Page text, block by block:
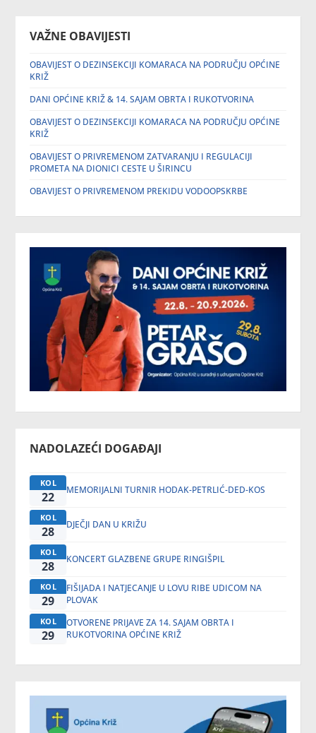
VAŽNE OBAVIJESTI
OBAVIJEST O DEZINSEKCIJI KOMARACA NA PODRUČJU OPĆINE
KRIŽ
DANI OPĆINE KRIŽ & 14. SAJAM OBRTA I RUKOTVORINA
OBAVIJEST O DEZINSEKCIJI KOMARACA NA PODRUČJU OPĆINE
KRIŽ
OBAVIJEST O PRIVREMENOM ZATVARANJU I REGULACIJI
PROMETA NA DIONICI CESTE U ŠIRINCU
OBAVIJEST O PRIVREMENOM PREKIDU VODOOPSKRBE
NADOLAZEĆI DOGAĐAJI
KOL
22 MEMORIJALNI TURNIR HODAK-PETRLIĆ-DED-KOS
KOL
28 DJEČJI DAN U KRIŽU
KOL
28 KONCERT GLAZBENE GRUPE RINGIŠPIL
KOL
29
FIŠIJADA I NATJECANJE U LOVU RIBE UDICOM NA
PLOVAK
KOL
29
OTVORENE PRIJAVE ZA 14. SAJAM OBRTA I
RUKOTVORINA OPĆINE KRIŽ